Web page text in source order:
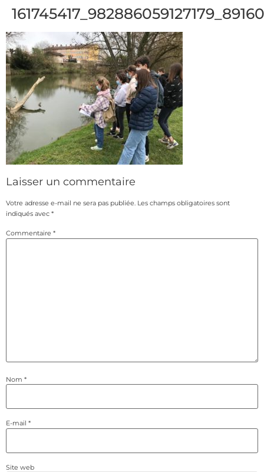
Laisser un commentaire
Votre adresse e-mail ne sera pas publiée. Les champs obligatoires sont
indiqués avec *
Commentaire *
Nom *
E-mail *
Site web